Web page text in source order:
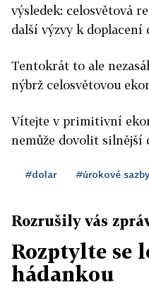
výsledek: celosvětová
další výzvy k doplacení
Tentokrát to ale
nýbrž celosvětovou
Vítejte v primitivní
nemůže dovolit silnější
#dolar #úrokové sazby
Rozrušily vás
Rozptylte se
hádankou